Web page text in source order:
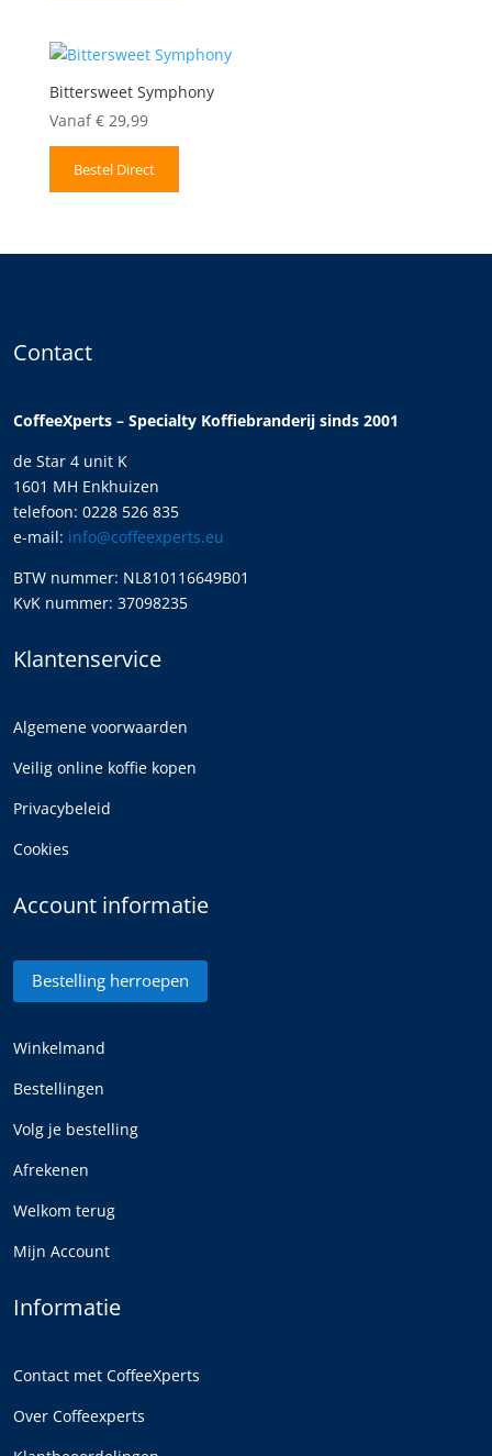
Bittersweet Symphony
Vanaf €29,99
Bestel Direct
Contact
CoffeeXperts – Specialty Koffiebranderij sinds 2001
de Star 4 unit K
1601 MH Enkhuizen
telefoon: 0228 526 835
e-mail: info@coffeexperts.eu
BTW nummer: NL810116649B01
KvK nummer: 37098235
Klantenservice
Algemene voorwaarden
Veilig online koffie kopen
Privacybeleid
Cookies
Account informatie
Bestelling herroepen
Winkelmand
Bestellingen
Volg je bestelling
Afrekenen
Welkom terug
Mijn Account
Informatie
Contact met CoffeeXperts
Over Coffeexperts